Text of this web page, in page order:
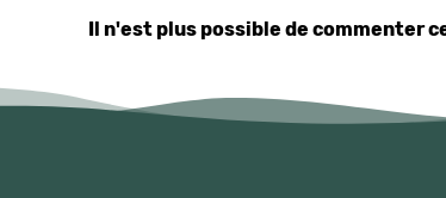
Il n'est plus possible de commenter